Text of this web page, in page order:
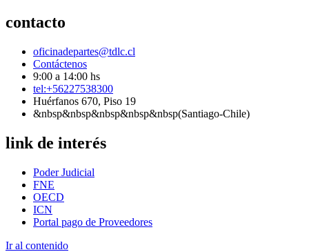
contacto
oficinadepartes@tdlc.cl
Contáctenos
9:00 a 14:00 hs
tel:+56227538300
Huérfanos 670, Piso 19
&nbsp&nbsp&nbsp&nbsp&nbsp(Santiago-Chile)
link de interés
Poder Judicial
FNE
OECD
ICN
Portal pago de Proveedores
Ir al contenido